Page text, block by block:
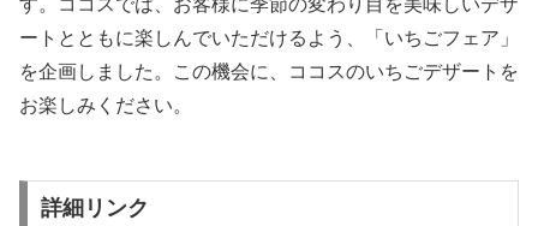
す。ココスでは、お客様に季節の変わり目を美味しいデザ
ートとともに楽しんでいただけるよう、「いちごフェア」
を企画しました。この機会に、ココスのいちごデザートを
お楽しみください。
詳細リンク